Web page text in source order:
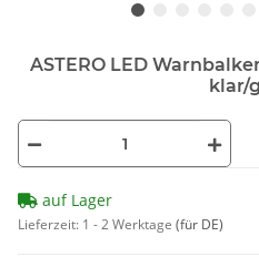
ASTERO LED
klar/
auf Lager
Lieferzeit: 1 - 2 Werktage (für DE)